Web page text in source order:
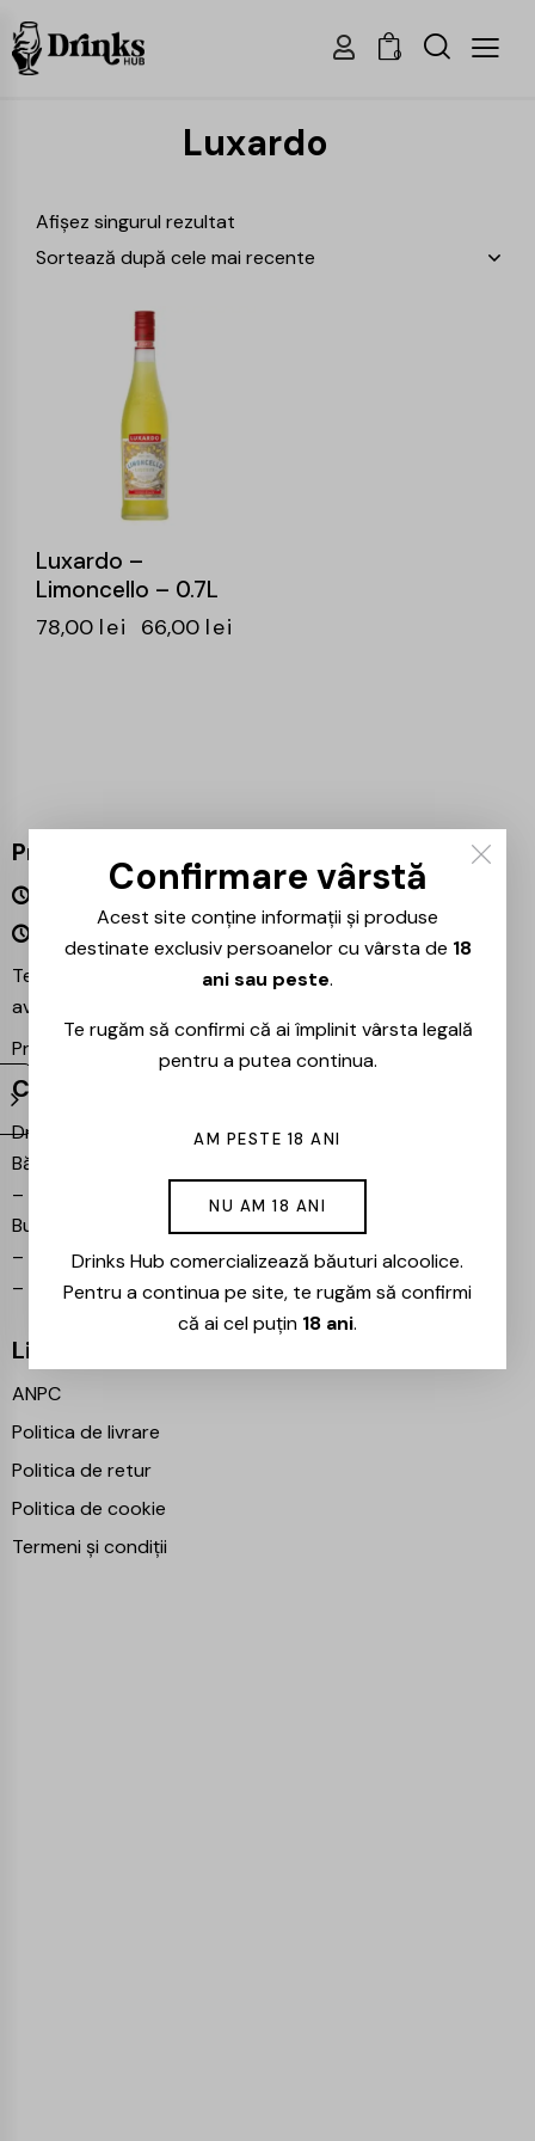
0
Luxardo
Afișez singurul rezultat
Luxardo –
Limoncello – 0.7L
78,00 lei 66,00 lei
Program
Luni – Vineri 09:00 – 18:00
Sâmbătă – Duminică Închis
Te așteptăm și în magazinul nostru din București –
avem mereu reduceri speciale la băuturile preferate!
Proiecte partenere:
Ezotera
Contact
Drinks Hub – Magazin de
Băuturi
–
Bulevardul Iuliu Maniu 7,
București 061102
–
info@drinkshub.ro
–
0725 860 799
Linkuri Utile
ANPC
Politica de livrare
Politica de retur
Politica de cookie
Termeni și condiții
Confirmare vârstă
Acest site conține informații și produse
destinate exclusiv persoanelor cu vârsta de 18
ani sau peste.
Te rugăm să confirmi că ai împlinit vârsta legală
pentru a putea continua.
AM PESTE 18 ANI
NU AM 18 ANI
Drinks Hub comercializează băuturi alcoolice.
Pentru a continua pe site, te rugăm să confirmi
că ai cel puțin 18 ani.